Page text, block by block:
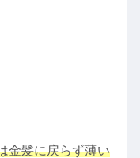
金髪に戻らず薄い